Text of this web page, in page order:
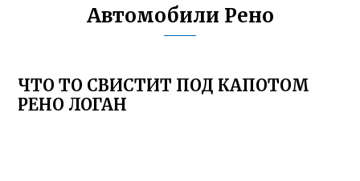
Автомобили Рено
ЧТО ТО СВИСТИТ ПОД КАПОТОМ
РЕНО ЛОГАН